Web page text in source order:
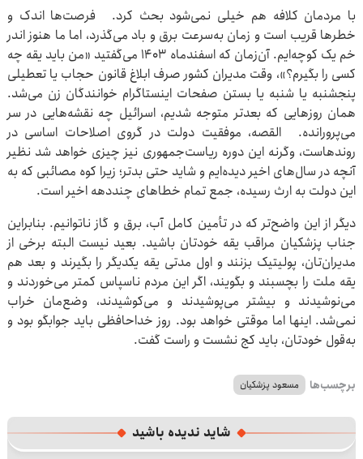
با مردمان کلافه هم خیلی نمی‌شود بحث کرد. فرصت‌ها اندک و
خطرها قریب است و زمان به‌سرعت برق و باد می‌گذرد، اما ما هنوز اندر
خم یک کوچه‌ایم. آن‌زمان که اسفندماه ۱۴۰۳ می‌گفتید «من باید یقه چه
کسی را بگیرم؟»، وقت مدیران کشور صرف ابلاغ قانون حجاب یا تعطیلی
پنجشنبه یا شنبه یا بستن صفحات اینستاگرام خوانندگان زن می‌شد.
همان روزهایی که بعدتر متوجه شدیم، اسرائیل چه نقشه‌هایی در سر
می‌پرورانده. القصه، موفقیت دولت در گروی اصلاحات اساسی در
روندهاست، وگرنه این دوره ریاست‌جمهوری نیز چیزی خواهد شد نظیر
آنچه در سال‌های اخیر دیده‌ایم و شاید حتی بدتر؛ زیرا کوه مصائبی که به
این دولت به ارث رسیده، جمع تمام خطاهای چنددهه اخیر است.
دیگر از این واضح‌تر که در تأمین کامل آب، برق و گاز ناتوانیم. بنابراین
جناب پزشکیان مراقب یقه خودتان باشید. بعید نیست البته برخی از
مدیران‌تان، پولیتیک بزنند و اول مدتی یقه یکدیگر را بگیرند و بعد هم
یقه ملت را بچسبند و بگویند، اگر این مردم ناسپاس کمتر می‌خوردند و
می‌نوشیدند و بیشتر می‌پوشیدند و می‌کوشیدند، وضع‌مان خراب
نمی‌شد. اینها اما موقتی خواهد بود. روز خداحافظی باید جوابگو بود و
به‌قول‌ خودتان، باید کج نشست و راست گفت.
برچسب‌ها مسعود پزشکیان
شاید ندیده باشید